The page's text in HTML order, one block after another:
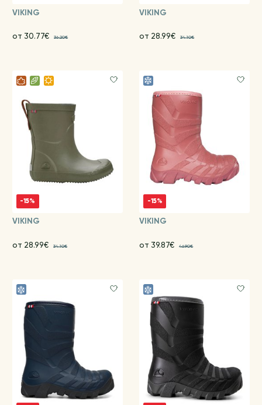
VIKING
от 30.77€ 36.20€
VIKING
от 28.99€ 34.10€
-15%
VIKING
от 28.99€ 34.10€
-15%
VIKING
от 39.87€ 46.90€